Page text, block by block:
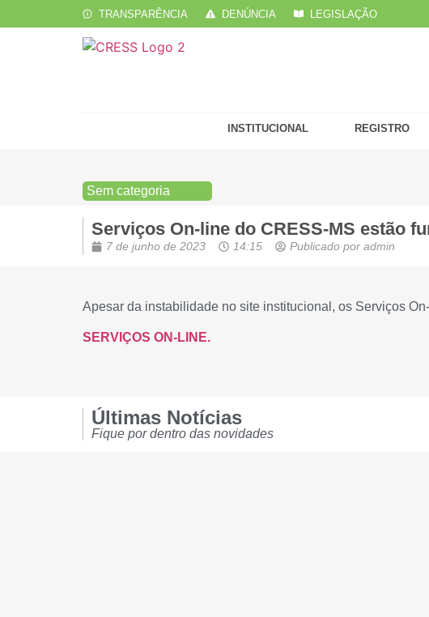
TRANSPARÊNCIA DENÚNCIA LEGISLAÇÃO
INSTITUCIONAL REGISTRO
Sem categoria
Serviços On-line do CRESS-MS estão
7 de junho de 2023 14:15 Publicado por admin
Apesar da instabilidade no site institucional, os Serviços
SERVIÇOS ON-LINE.
Últimas Notícias
Fique por dentro das novidades